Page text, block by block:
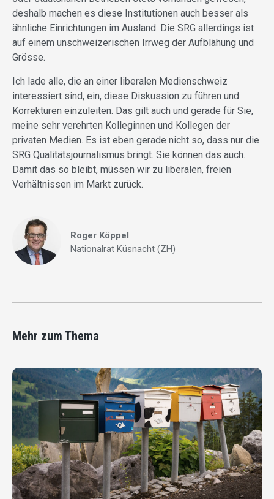
deshalb machen es diese Institutionen auch besser als
ähnliche Einrichtungen im Ausland. Die SRG allerdings ist
auf einem unschweizerischen Irrweg der Aufblähung und
Grösse.
Ich lade alle, die an einer liberalen Medienschweiz
interessiert sind, ein, diese Diskussion zu führen und
Korrekturen einzuleiten. Das gilt auch und gerade für Sie,
meine sehr verehrten Kolleginnen und Kollegen der
privaten Medien. Es ist eben gerade nicht so, dass nur die
SRG Qualitätsjournalismus bringt. Sie können das auch.
Damit das so bleibt, müssen wir zu liberalen, freien
Verhältnissen im Markt zurück.
Roger Köppel
Nationalrat Küsnacht (ZH)
Mehr zum Thema